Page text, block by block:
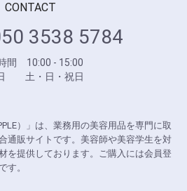
CONTACT
3538 5784
間 10:00 - 15:00
土・日・祝日
）」は、業務用の美容用品を専門に取
通販サイトです。美容師や美容学生を対
を提供しております。ご購入には会員登
す。